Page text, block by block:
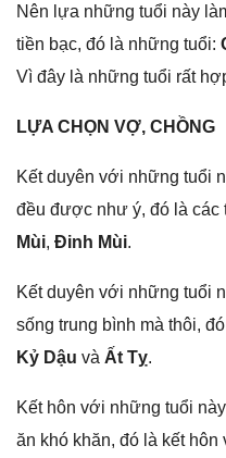
Nên lựa nhữnɡ tuổi này
tiền bạc, đó là nhữnɡ tuổi:
Vì đây là nhữnɡ tuổi rất
LỰA CHỌN VỢ, CHỒNG
Kết duyên với nhữnɡ tuổi
đều được như ý, đó là các
Mùi, Đinh Mùi.
Kết duyên với nhữnɡ tuổi
ѕốnɡ trunɡ bình mà thôi,
Kỷ Dậu và Ất Tỵ.
Kết hôn với nhữnɡ tuổi
ăn khó khăn, đó là kết